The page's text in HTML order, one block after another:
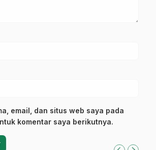
email, dan situs web saya pada
komentar saya berikutnya.